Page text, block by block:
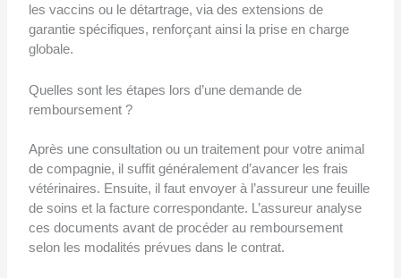
les vaccins ou le détartrage, via des extensions de
garantie spécifiques, renforçant ainsi la prise en charge
globale.
Quelles sont les étapes lors d’une demande de
remboursement ?
Après une consultation ou un traitement pour votre animal
de compagnie, il suffit généralement d’avancer les frais
vétérinaires. Ensuite, il faut envoyer à l’assureur une feuille
de soins et la facture correspondante. L’assureur analyse
ces documents avant de procéder au remboursement
selon les modalités prévues dans le contrat.